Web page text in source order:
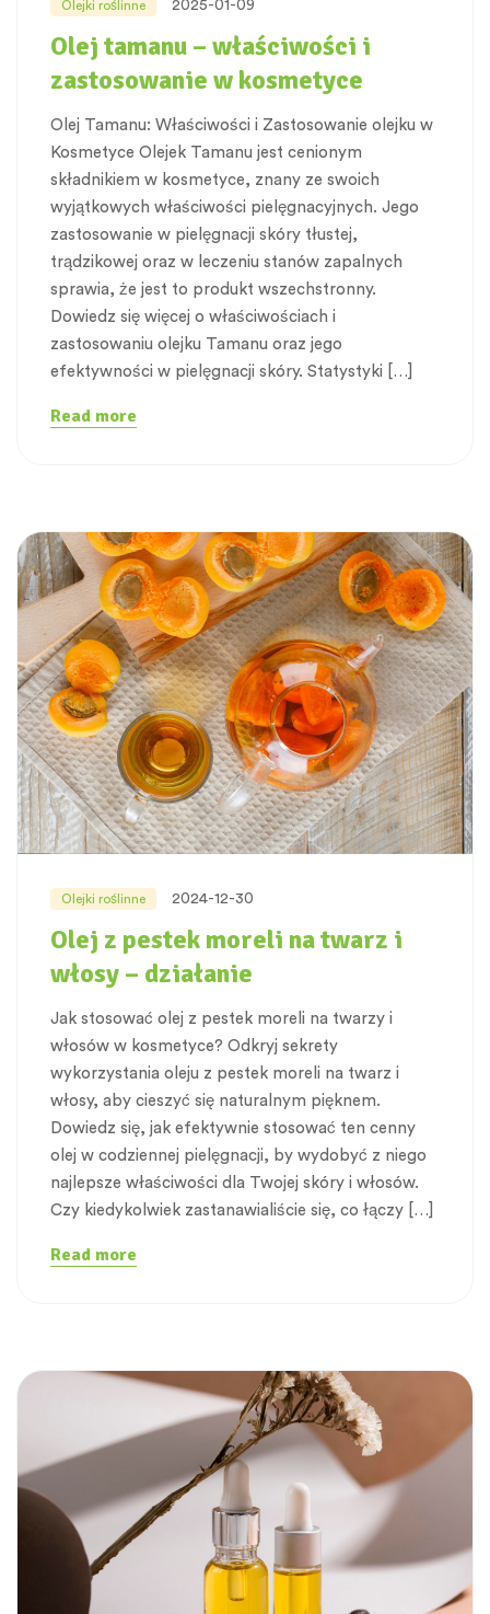
Olejki roślinne 2025-01-09
Olej tamanu – właściwości i
zastosowanie w kosmetyce
Olej Tamanu: Właściwości i Zastosowanie olejku w
Kosmetyce Olejek Tamanu jest cenionym
składnikiem w kosmetyce, znany ze swoich
wyjątkowych właściwości pielęgnacyjnych. Jego
zastosowanie w pielęgnacji skóry tłustej,
trądzikowej oraz w leczeniu stanów zapalnych
sprawia, że jest to produkt wszechstronny.
Dowiedz się więcej o właściwościach i
zastosowaniu olejku Tamanu oraz jego
efektywności w pielęgnacji skóry. Statystyki […]
Read more
Olejki roślinne 2024-12-30
Olej z pestek moreli na twarz i
włosy – działanie
Jak stosować olej z pestek moreli na twarzy i
włosów w kosmetyce? Odkryj sekrety
wykorzystania oleju z pestek moreli na twarz i
włosy, aby cieszyć się naturalnym pięknem.
Dowiedz się, jak efektywnie stosować ten cenny
olej w codziennej pielęgnacji, by wydobyć z niego
najlepsze właściwości dla Twojej skóry i włosów.
Czy kiedykolwiek zastanawialiście się, co łączy […]
Read more